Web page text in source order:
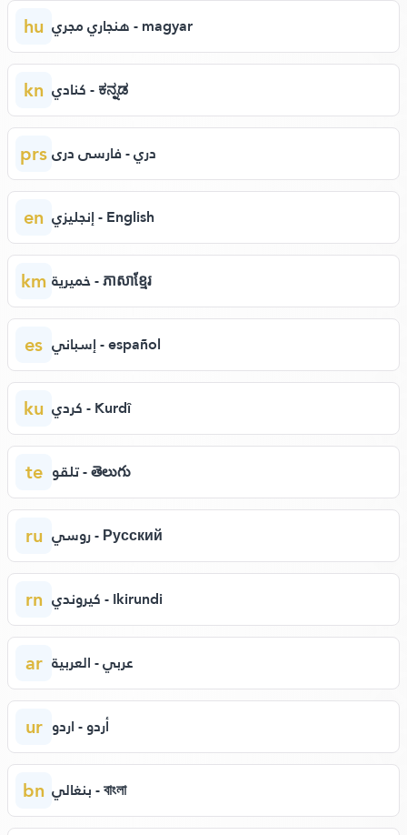
hu هنجاري مجري - magyar
kn كنادي - ಕನ್ನಡ
prsدري - فارسی دری
en إنجليزي - English
km خميرية - ភាសាខ្មែរ
es إسباني - español
ku كردي - Kurdî
te تلقو - తెలుగు
ru روسي - Русский
rn كيروندي - Ikirundi
ar عربي - العربية
ur أردو - اردو
bn بنغالي - বাংলা